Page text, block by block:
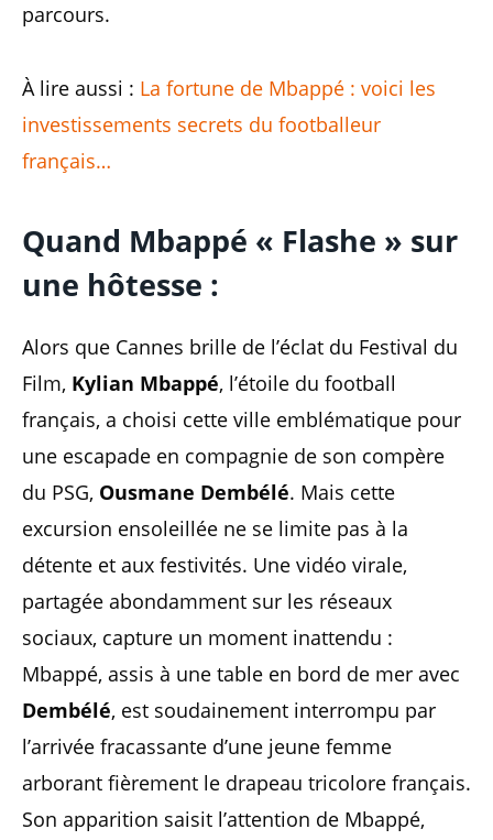
parcours.
À lire aussi : La fortune de Mbappé : voici les
investissements secrets du footballeur
français…
Quand Mbappé « Flashe » sur
une hôtesse :
Alors que Cannes brille de l’éclat du Festival du
Film, Kylian Mbappé, l’étoile du football
français, a choisi cette ville emblématique pour
une escapade en compagnie de son compère
du PSG, Ousmane Dembélé. Mais cette
excursion ensoleillée ne se limite pas à la
détente et aux festivités. Une vidéo virale,
partagée abondamment sur les réseaux
sociaux, capture un moment inattendu :
Mbappé, assis à une table en bord de mer avec
Dembélé, est soudainement interrompu par
l’arrivée fracassante d’une jeune femme
arborant fièrement le drapeau tricolore français.
Son apparition saisit l’attention de Mbappé,